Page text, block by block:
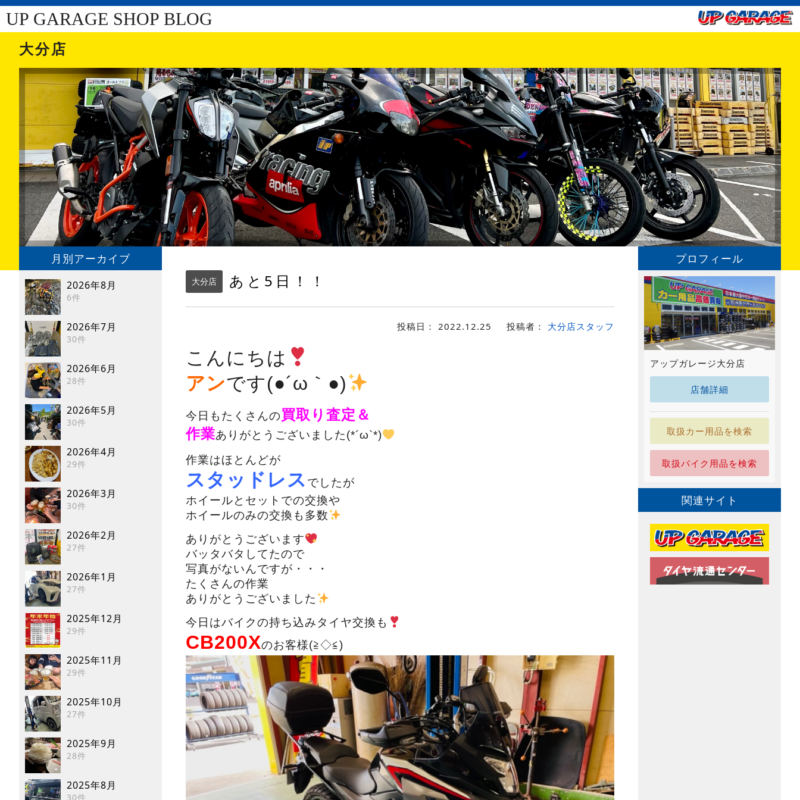
UP GARAGE SHOP BLOG
大分店
月別アーカイブ
2026年8月
6件
2026年7月
30件
2026年6月
28件
2026年5月
30件
2026年4月
29件
2026年3月
30件
2026年2月
27件
2026年1月
27件
2025年12月
29件
2025年11月
29件
2025年10月
27件
2025年9月
28件
2025年8月
30件
大分店 あと5日！！
投稿日： 2022.12.25 投稿者： 大分店スタッフ
こんにちは
アンです(●´ω｀●)
今日もたくさんの買取り査定＆
作業ありがとうございました(*´ω`*)
作業はほとんどが
スタッドレス でしたが
ホイールとセットでの交換や
ホイールのみの交換も多数
ありがとうございます
バッタバタしてたので
写真がないんですが・・・
たくさんの作業
ありがとうございました
今日はバイクの持ち込みタイヤ交換も
CB200Xのお客様(≧◇≦)
プロフィール
アップガレージ大分店
店舗詳細
取扱カー用品を検索
取扱バイク用品を検索
関連サイト